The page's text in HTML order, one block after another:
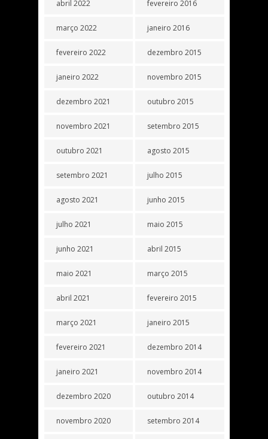
abril 2022
março 2022
fevereiro 2022
janeiro 2022
dezembro 2021
novembro 2021
outubro 2021
setembro 2021
agosto 2021
julho 2021
junho 2021
maio 2021
abril 2021
março 2021
fevereiro 2021
janeiro 2021
dezembro 2020
novembro 2020
fevereiro 2016
janeiro 2016
dezembro 2015
novembro 2015
outubro 2015
setembro 2015
agosto 2015
julho 2015
junho 2015
maio 2015
abril 2015
março 2015
fevereiro 2015
janeiro 2015
dezembro 2014
novembro 2014
outubro 2014
setembro 2014